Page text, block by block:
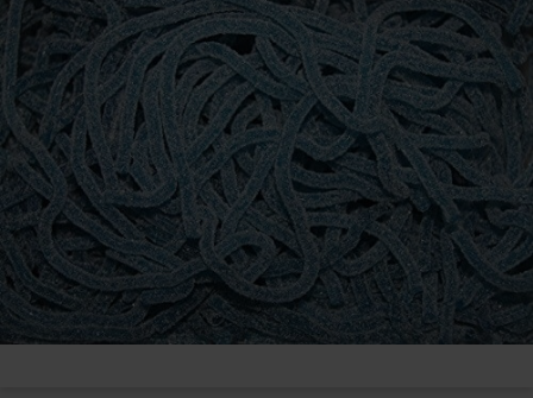
Loka Jordgubb Granatäpple
Uusi!
Ronny & Ragge Butt Crackers